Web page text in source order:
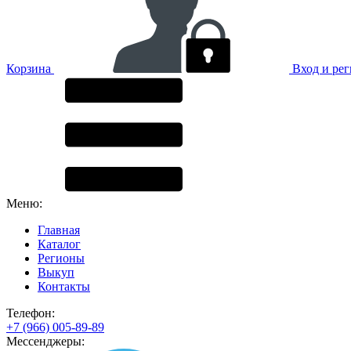
Корзина Вход и
Меню:
Главная
Каталог
Регионы
Выкуп
Контакты
Телефон:
+7 (966) 005-89-89
Мессенджеры: